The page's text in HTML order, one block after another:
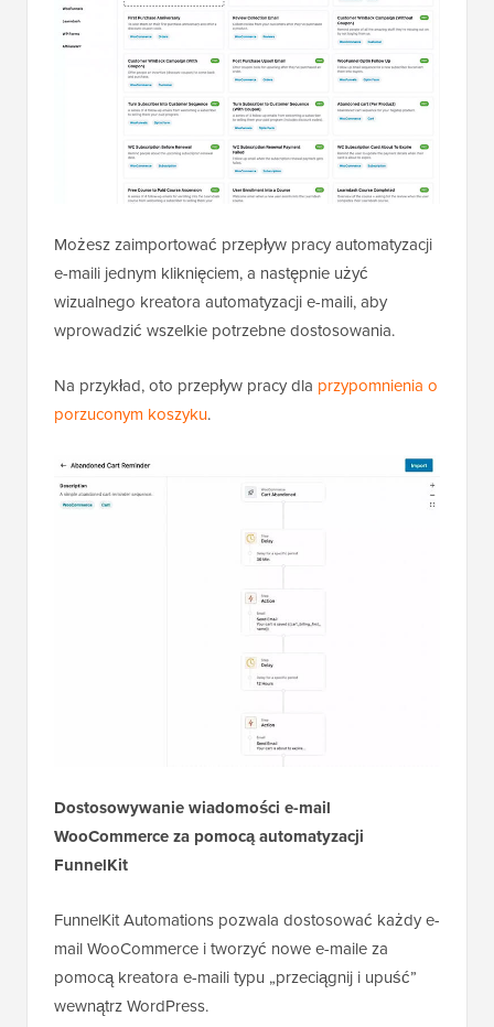
Możesz zaimportować przepływ pracy automatyzacji
e-maili jednym kliknięciem, a następnie użyć
wizualnego kreatora automatyzacji e-maili, aby
wprowadzić wszelkie potrzebne dostosowania.
Na przykład, oto przepływ pracy dla przypomnienia o
porzuconym koszyku.
Dostosowywanie wiadomości e-mail
WooCommerce za pomocą automatyzacji
FunnelKit
FunnelKit Automations pozwala dostosować każdy e-
mail WooCommerce i tworzyć nowe e-maile za
pomocą kreatora e-maili typu „przeciągnij i upuść”
wewnątrz WordPress.